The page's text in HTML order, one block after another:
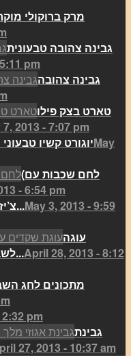
מרק ברוקולי
גבינה צהובה טבעונית
pm
גבינה צהובה
טארט בצק פילו
7, 2013 - 7:07 pm
יוגורט קשיוMay
(לחם שכבות עם
- 6:54 pm
צ’יזרול טבעוני עם גבינת פטה...May 3, 2013 - 9:59
עוגה
לשבועות, שקדים, תמרים, תאנים...April 28, 2013 - 8:12
מתכונים לחג
pm
גבינת
27, 2013 - 10:37 am